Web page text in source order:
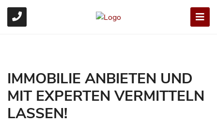
IMMOBILIE ANBIETEN UND
MIT EXPERTEN VERMITTELN
LASSEN!